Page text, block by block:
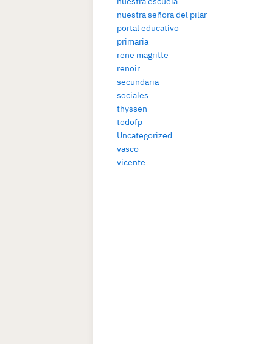
nuestra señora del pilar
portal educativo
primaria
rene magritte
renoir
secundaria
sociales
thyssen
todofp
Uncategorized
vasco
vicente